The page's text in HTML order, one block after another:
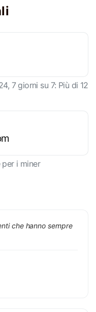
7 giorni su 7: Più di 12
i miner
che hanno sempre